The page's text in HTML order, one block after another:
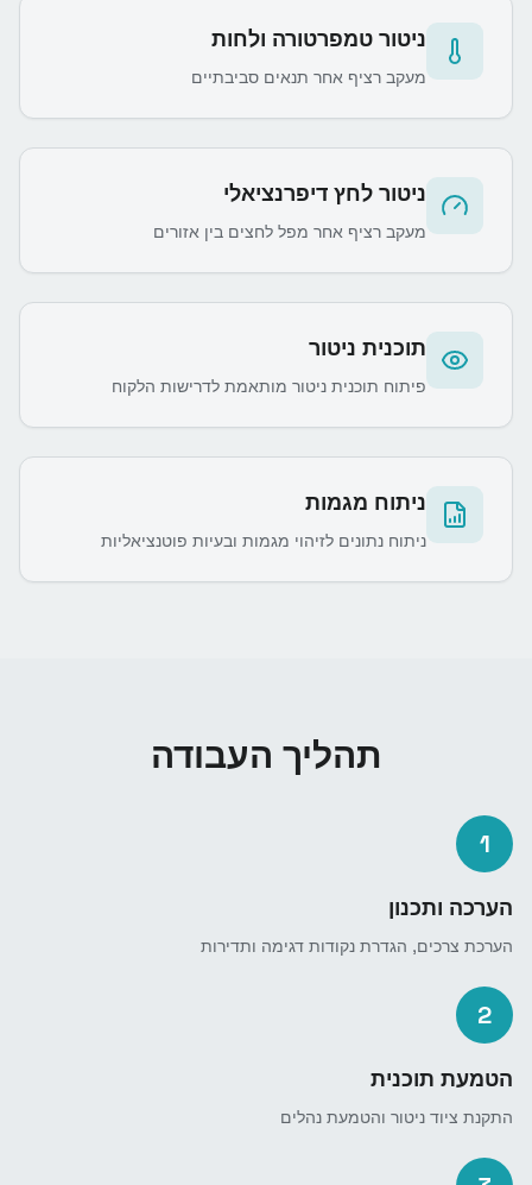
ניטור טמפרטורה ולחות
מעקב רציף אחר תנאים סביבתיים
ניטור לחץ דיפרנציאלי
מעקב רציף אחר מפל לחצים בין אזורים
תוכנית ניטור
פיתוח תוכנית ניטור מותאמת לדרישות הלקוח
ניתוח מגמות
ניתוח נתונים לזיהוי מגמות ובעיות פוטנציאליות
תהליך העבודה
1
הערכה ותכנון
הערכת צרכים, הגדרת נקודות דגימה ותדירות
2
הטמעת תוכנית
התקנת ציוד ניטור והטמעת נהלים